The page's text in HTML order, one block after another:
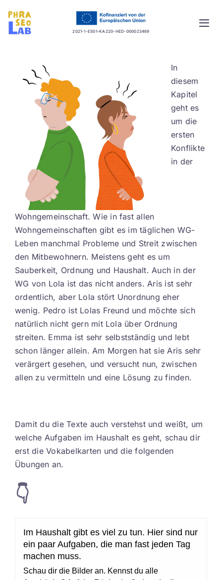
content
2021-1-ES01-KA220-HED-000023469
Projekt
Lernplattform
Guidelines
Mehrsprachige Datenbank
Aktuelles
Kontakt
In
diesem
Kapitel
geht es
um die
ersten
Konflikte
in der
Wohngemeinschaft. Wie in fast allen
Wohngemeinschaften gibt es im täglichen WG-
Leben manchmal Probleme und Streit zwischen
den Mitbewohnern. Meistens geht es um
Sauberkeit, Ordnung und Haushalt. Auch in der
WG von Lola ist das nicht anders. Aris ist sehr
ordentlich, aber Lola stört Unordnung eher
wenig. Pedro ist Lolas Freund und möchte sich
natürlich nicht gern mit Lola über Ordnung
streiten. Emma ist sehr selbstständig und lebt
schon länger allein. Am Morgen hat sie Aris sehr
verärgert gesehen, und versucht nun, zwischen
allen zu vermitteln und eine Lösung zu finden.
Damit du die Texte auch verstehst und weißt, um
welche Aufgaben im Haushalt es geht, schau dir
erst die Vokabelkarten und die folgenden
Übungen an.
👇